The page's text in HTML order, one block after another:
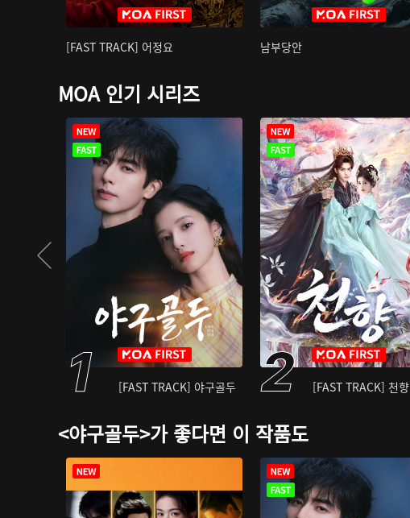
[FAST TRACK] 어정요 남부당안
MOA 인기 시리즈
[FAST TRACK] 야구골두 [FAST TRACK] 천향
<야구골두>가 좋다면 이 작품도